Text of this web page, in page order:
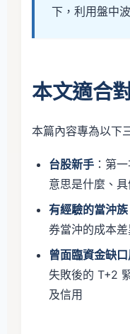
下，利用盤中
本文適合
本篇內容專為以下
台股新手 ：第
意思是什麼、
有經驗的當沖族
券當沖的成本
曾面臨資金缺
失敗後的 T+2
及信用